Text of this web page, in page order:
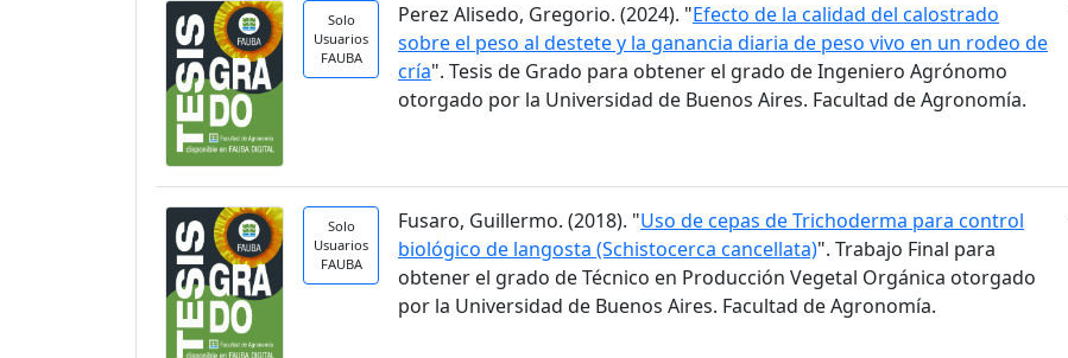
Solo
Usuarios
FAUBA
Perez Alisedo, Gregorio. (2024). "Efecto de la calidad del calostrado
sobre el peso al destete y la ganancia diaria de peso vivo en un rodeo de
cría". Tesis de Grado para obtener el grado de Ingeniero Agrónomo
otorgado por la Universidad de Buenos Aires. Facultad de Agronomía.
Solo
Usuarios
FAUBA
Fusaro, Guillermo. (2018). "Uso de cepas de Trichoderma para control
biológico de langosta (Schistocerca cancellata)". Trabajo Final para
obtener el grado de Técnico en Producción Vegetal Orgánica otorgado
por la Universidad de Buenos Aires. Facultad de Agronomía.